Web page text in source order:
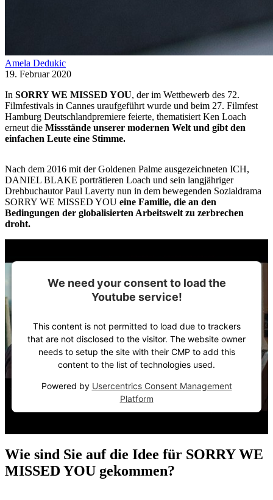
Amela Dedukic
19. Februar 2020
In SORRY WE MISSED YOU, der im Wettbewerb des 72.
Filmfestivals in Cannes uraufgeführt wurde und beim 27. Filmfest
Hamburg Deutschlandpremiere feierte, thematisiert Ken Loach
erneut die Missstände unserer modernen Welt und gibt den
einfachen Leute eine Stimme.
Nach dem 2016 mit der Goldenen Palme ausgezeichneten ICH,
DANIEL BLAKE porträtieren Loach und sein langjähriger
Drehbuchautor Paul Laverty nun in dem bewegenden Sozialdrama
SORRY WE MISSED YOU eine Familie, die an den
Bedingungen der globalisierten Arbeitswelt zu zerbrechen
droht.
We need your consent to load the
Youtube service!
This content is not permitted to load due to trackers
that are not disclosed to the visitor. The website owner
needs to setup the site with their CMP to add this
content to the list of technologies used.
Powered by Usercentrics Consent Management
Platform
Wie sind Sie auf die Idee für SORRY WE
MISSED YOU gekommen?